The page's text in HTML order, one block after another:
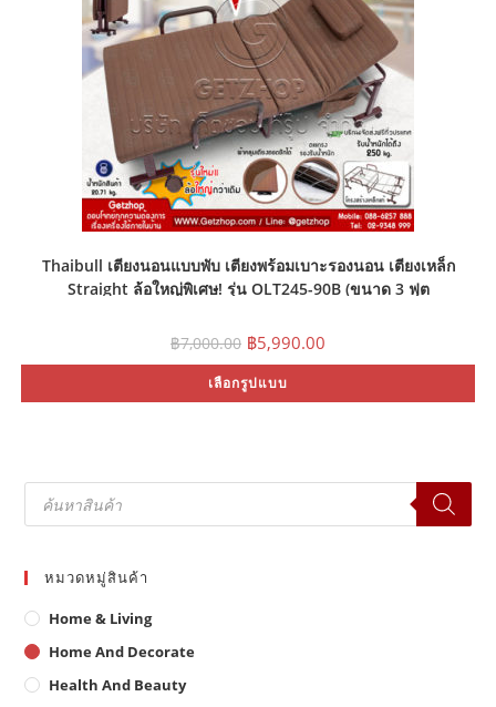
Thaibull เตียงนอนแบบพับ เตียงพร้อมเบาะรองนอน เตียงเหล็ก
Straight ล้อใหญ่พิเศษ! รุ่น OLT245-90B (ขนาด 3 ฟุต
฿7,000.00 Original
price
was:
฿7,000.00.
฿5,990.00
is:
เลือกรูปแบบ
Products
search
หมวดหมู่สินค้า
Home & Living
Home And Decorate
Health And Beauty